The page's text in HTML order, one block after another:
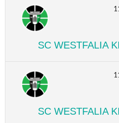
SC WESTFALIA
SC WESTFALIA